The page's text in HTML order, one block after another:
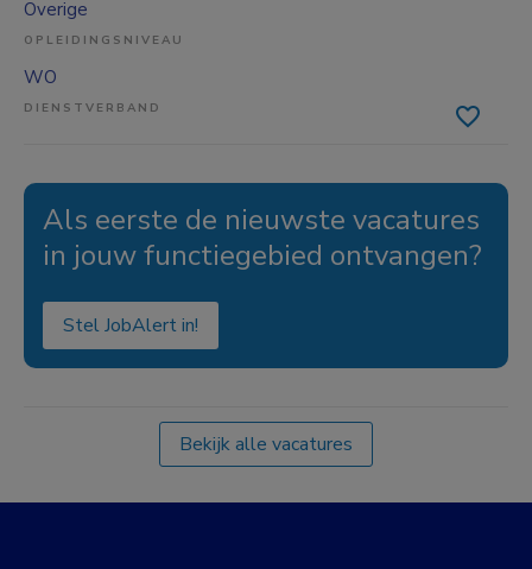
Overige
OPLEIDINGSNIVEAU
WO
DIENSTVERBAND
Als eerste de nieuwste vacatures
in jouw functiegebied ontvangen?
Stel JobAlert in!
Bekijk alle vacatures